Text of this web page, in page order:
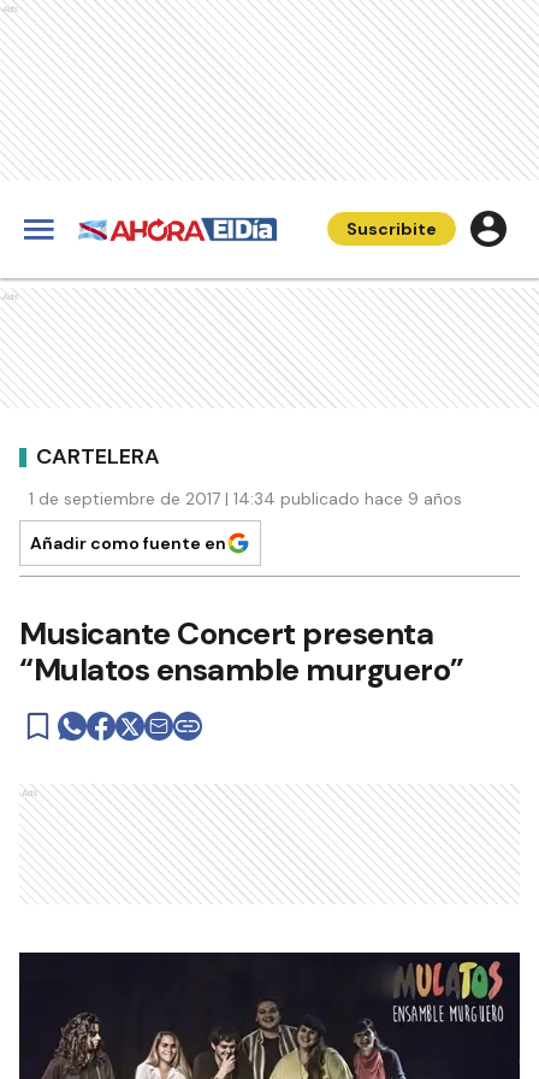
Ads
Suscribite
Ads
CARTELERA
1 de septiembre de 2017 | 14:34 publicado hace 9 años
Añadir como fuente en
Musicante Concert presenta
“Mulatos ensamble murguero”
Ads